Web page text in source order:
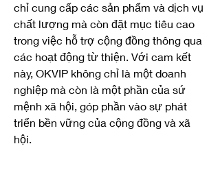
chỉ cung cấp các sản phẩm và dịch vụ
chất lượng mà còn đặt mục tiêu cao
trong việc hỗ trợ cộng đồng thông qua
các hoạt động từ thiện. Với cam kết
này, OKVIP không chỉ là một doanh
nghiệp mà còn là một phần của sứ
mệnh xã hội, góp phần vào sự phát
triển bền vững của cộng đồng và xã
hội.